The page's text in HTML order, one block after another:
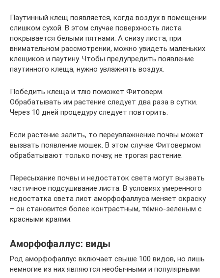
Паутинный клещ появляется, когда воздух в помещении
слишком сухой. В этом случае поверхность листа
покрывается белыми пятнами. А снизу листа, при
внимательном рассмотрении, можно увидеть маленьких
клещиков и паутину. Чтобы предупредить появление
паутинного клеща, нужно увлажнять воздух.
Победить клеща и тлю поможет Фитоверм.
Обрабатывать им растение следует два раза в сутки.
Через 10 дней процедуру следует повторить.
Если растение залить, то переувлажнение почвы может
вызвать появление мошек. В этом случае Фитовермом
обрабатывают только почву, не трогая растение.
Пересыхание почвы и недостаток света могут вызвать
частичное подсушивание листа. В условиях умеренного
недостатка света лист аморфофаллуса меняет окраску
– он становится более контрастным, тёмно-зеленым с
красными краями.
Аморфофаллус: виды
Род аморфофаллус включает свыше 100 видов, но лишь
немногие из них являются необычными и популярными